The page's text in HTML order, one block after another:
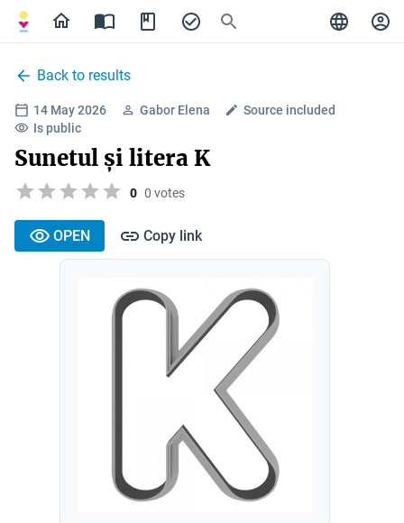
Back to results
14 May 2026 Gabor Elena
Source included
Is public
Sunetul și litera K
0 0 votes
OPEN Copy link